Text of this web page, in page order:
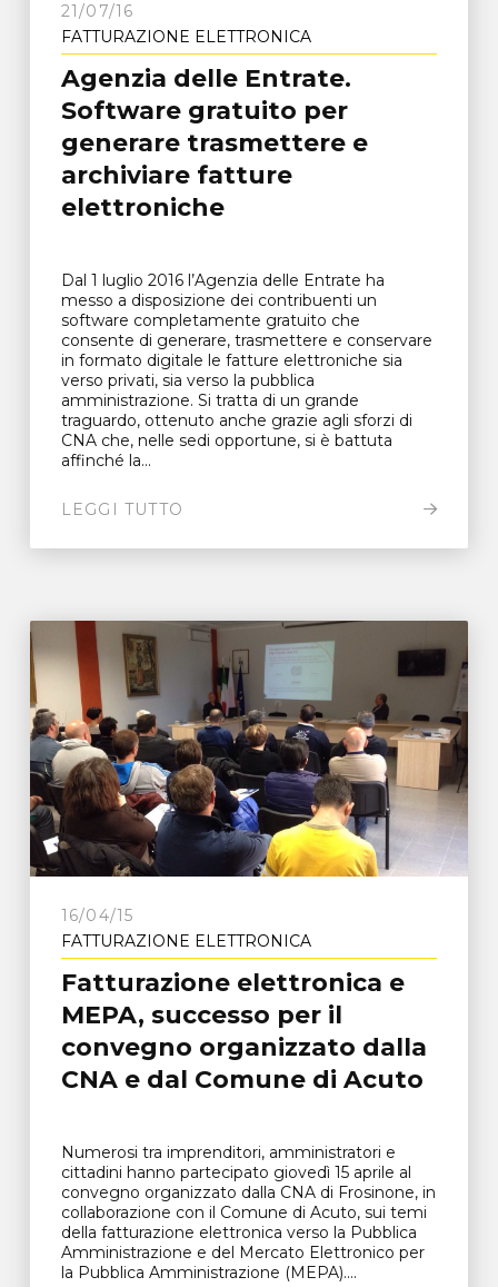
21/07/16
FATTURAZIONE ELETTRONICA
Agenzia delle Entrate.
Software gratuito per
generare trasmettere e
archiviare fatture
elettroniche
Dal 1 luglio 2016 l’Agenzia delle Entrate ha
messo a disposizione dei contribuenti un
software completamente gratuito che
consente di generare, trasmettere e conservare
in formato digitale le fatture elettroniche sia
verso privati, sia verso la pubblica
amministrazione. Si tratta di un grande
traguardo, ottenuto anche grazie agli sforzi di
CNA che, nelle sedi opportune, si è battuta
affinché la...
LEGGI TUTTO
16/04/15
FATTURAZIONE ELETTRONICA
Fatturazione elettronica e
MEPA, successo per il
convegno organizzato dalla
CNA e dal Comune di Acuto
Numerosi tra imprenditori, amministratori e
cittadini hanno partecipato giovedì 15 aprile al
convegno organizzato dalla CNA di Frosinone, in
collaborazione con il Comune di Acuto, sui temi
della fatturazione elettronica verso la Pubblica
Amministrazione e del Mercato Elettronico per
la Pubblica Amministrazione (MEPA)....